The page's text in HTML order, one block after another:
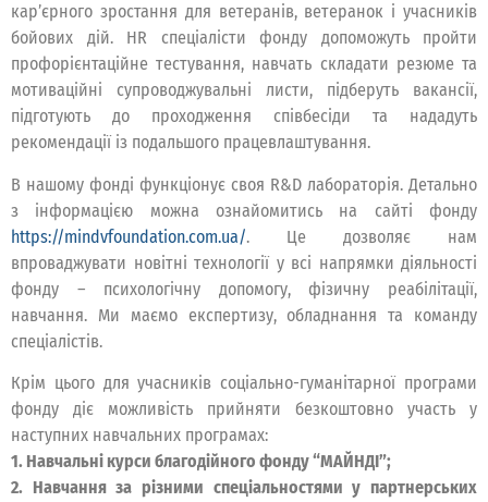
кар’єрного зростання для ветеранів, ветеранок і учасників
бойових дій. HR спеціалісти фонду допоможуть пройти
профорієнтаційне тестування, навчать складати резюме та
мотиваційні супроводжувальні листи, підберуть вакансії,
підготують до проходження співбесіди та нададуть
рекомендації із подальшого працевлаштування.
В нашому фонді функціонує своя R&D лабораторія. Детально
з інформацією можна ознайомитись на сайті фонду
https://mindvfoundation.com.ua/. Це дозволяє нам
впроваджувати новітні технології у всі напрямки діяльності
фонду – психологічну допомогу, фізичну реабілітації,
навчання. Ми маємо експертизу, обладнання та команду
спеціалістів.
Крім цього для учасників соціально-гуманітарної програми
фонду діє можливість прийняти безкоштовно участь у
наступних навчальних програмах:
1. Навчальні курси благодійного фонду “МАЙНДІ”;
2. Навчання за різними спеціальностями у партнерських